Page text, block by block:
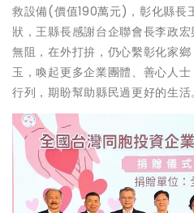
救設備(價值190萬元)，彰化縣長
狀，王縣長感謝台企聯會長李政
無阻，在外打拚，仍心繫彰化家
玉，喚起更多企業團體、善心人
行列，期盼幫助縣民過更好的生活